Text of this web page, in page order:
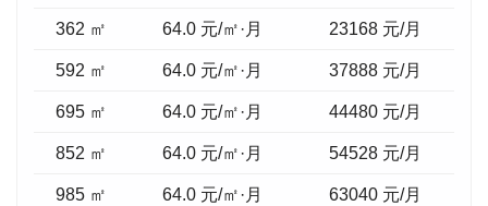
362 ㎡ 64.0 元/㎡·月 23168 元/月
592 ㎡ 64.0 元/㎡·月 37888 元/月
695 ㎡ 64.0 元/㎡·月 44480 元/月
852 ㎡ 64.0 元/㎡·月 54528 元/月
985 ㎡ 64.0 元/㎡·月 63040 元/月